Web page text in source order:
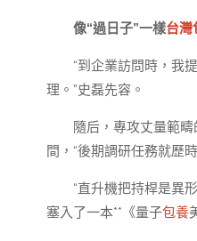
像“過日子”一樣台灣
“到企業訪問時，我
理。”史磊先容。
隨后，專攻丈量範
間，“後期調研任務就歷
“直升機把持桿是異
塞入了一本**《量子包養